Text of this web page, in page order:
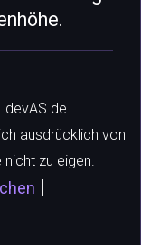
ausdrücklich von
zu eigen.
|